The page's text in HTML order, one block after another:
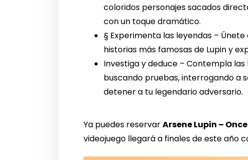
coloridos personajes sacados
con un toque dramático.
§ Experimenta las leyendas –
historias más famosas de Lupin y
Investiga y deduce – Contempla
buscando pruebas, interrogando a
detener a tu legendario adversario.
Ya puedes reservarArsene Lupin –
videojuego llegará a finales de este año